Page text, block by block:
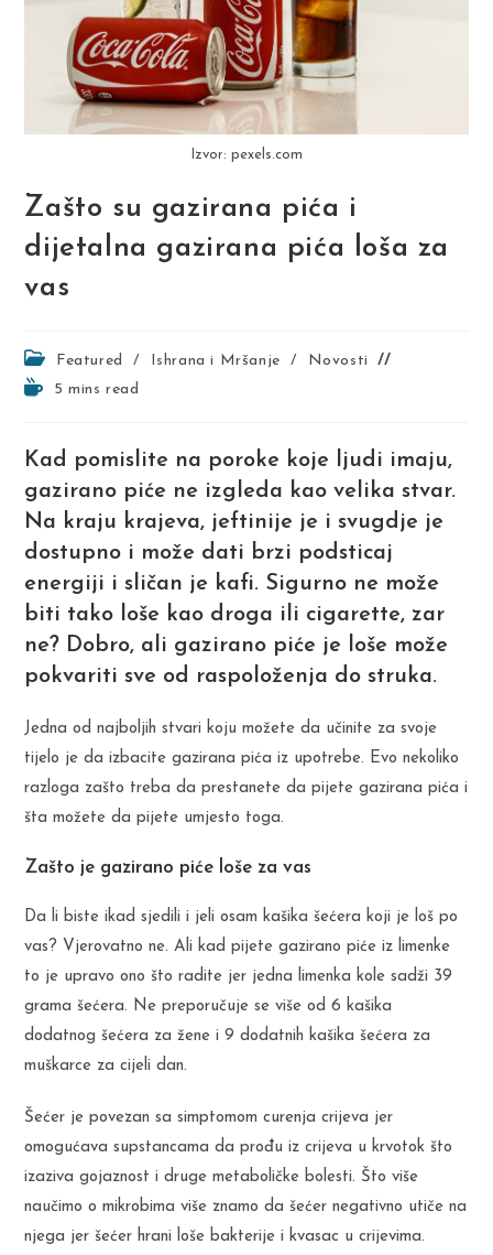
Izvor: pexels.com
Zašto su gazirana pića i
dijetalna gazirana pića loša za
vas
Post
category:
Featured / Ishrana i Mršanje /
Novosti
Reading5 mins read
Kad pomislite na poroke koje ljudi imaju,
gazirano piće ne izgleda kao velika stvar.
Na kraju krajeva, jeftinije je i svugdje je
dostupno i može dati brzi podsticaj
energiji i sličan je kafi. Sigurno ne može
biti tako loše kao droga ili cigarette, zar
ne? Dobro, ali gazirano piće je loše može
pokvariti sve od raspoloženja do struka.
Jedna od najboljih stvari koju možete da učinite za svoje
tijelo je da izbacite gazirana pića iz upotrebe. Evo nekoliko
razloga zašto treba da prestanete da pijete gazirana pića i
šta možete da pijete umjesto toga.
Zašto je gazirano piće loše za vas
Da li biste ikad sjedili i jeli osam kašika šećera koji je loš po
vas? Vjerovatno ne. Ali kad pijete gazirano piće iz limenke
to je upravo ono što radite jer jedna limenka kole sadži 39
grama šećera. Ne preporučuje se više od 6 kašika
dodatnog šećera za žene i 9 dodatnih kašika šećera za
muškarce za cijeli dan.
Šećer je povezan sa simptomom curenja crijeva jer
omogućava supstancama da prođu iz crijeva u krvotok što
izaziva gojaznost i druge metaboličke bolesti. Što više
naučimo o mikrobima više znamo da šećer negativno utiče na
njega jer šećer hrani loše bakterije i kvasac u crijevima.